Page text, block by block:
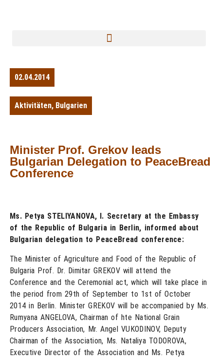
02.04.2014
Aktivitäten, Bulgarien
Minister Prof. Grekov leads
Bulgarian Delegation to PeaceBread
Conference
Ms. Petya STELIYANOVA, I. Secretary at the Embassy
of the Republic of Bulgaria in Berlin, informed about
Bulgarian delegation to PeaceBread conference:
The Minister of Agriculture and Food of the Republic of
Bulgaria Prof. Dr. Dimitar GREKOV will attend the
Conference and the Ceremonial act, which will take place in
the period from 29th of September to 1st of October
2014 in Berlin. Minister GREKOV will be accompanied by Ms.
Rumyana ANGELOVA, Chairman of hte National Grain
Producers Association, Mr. Angel VUKODINOV, Deputy
Chairman of the Association, Ms. Nataliya TODOROVA,
Executive Director of the Association and Ms. Petya